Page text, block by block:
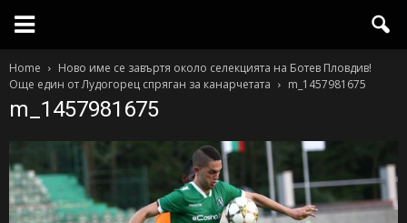
Home
Ново име се завъртя около селекцията на Ботев Пловдив!
Още един от Лудогорец спряган за канарчетата
m_1457981675
m_1457981675